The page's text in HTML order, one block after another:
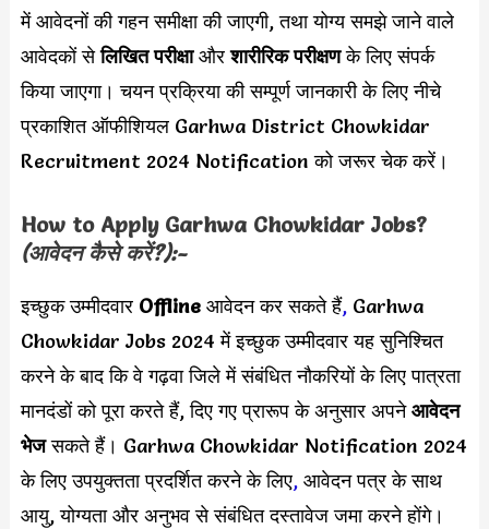
में आवेदनों की गहन समीक्षा की जाएगी, तथा योग्य समझे जाने वाले
आवेदकों सेलिखित परीक्षाऔरशारीरिक परीक्षणके लिए संपर्क
किया जाएगा। चयन प्रक्रिया की सम्पूर्ण जानकारी के लिए नीचे
प्रकाशित ऑफीशियल Garhwa District Chowkidar
Recruitment 2024 Notification को जरूर चेक करें।
How to Apply Garhwa Chowkidar Jobs?
(आवेदन कैसे करें?):-
इच्छुक उम्मीदवार Offline आवेदन कर सकते हैं, Garhwa
Chowkidar Jobs 2024 में इच्छुक उम्मीदवार यह सुनिश्चित
करने के बाद कि वे गढ़वा जिले में संबंधित नौकरियों के लिए पात्रता
मानदंडों को पूरा करते हैं, दिए गए प्रारूप के अनुसार अपनेआवेदन
भेजसकते हैं। Garhwa Chowkidar Notification 2024
के लिए उपयुक्तता प्रदर्शित करने के लिए, आवेदन पत्र के साथ
आयु, योग्यता और अनुभव से संबंधित दस्तावेज जमा करने होंगे।